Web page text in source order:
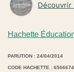
Hachette
Découvrir
PARUTION : 24/04/2014
CODE HACHETTE : 6566674